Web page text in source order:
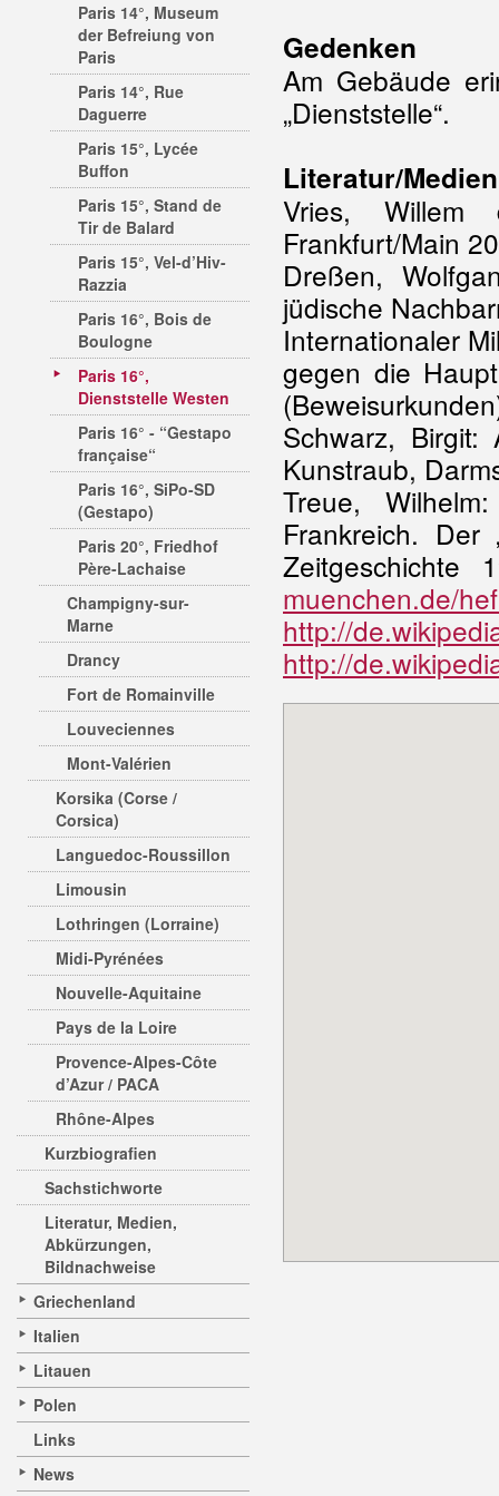
Paris 14°, Museum
der Befreiung von
Paris
Paris 14°, Rue
Daguerre
Paris 15°, Lycée
Buffon
Paris 15°, Stand de
Tir de Balard
Paris 15°, Vel-d’Hiv-
Razzia
Paris 16°, Bois de
Boulogne
Paris 16°,
Dienststelle Westen
Paris 16° - “Gestapo
française“
Paris 16°, SiPo-SD
(Gestapo)
Paris 20°, Friedhof
Père-Lachaise
Champigny-sur-
Marne
Drancy
Fort de Romainville
Louveciennes
Mont-Valérien
Korsika (Corse /
Corsica)
Languedoc-Roussillon
Limousin
Lothringen (Lorraine)
Midi-Pyrénées
Nouvelle-Aquitaine
Pays de la Loire
Provence-Alpes-Côte
d’Azur / PACA
Rhône-Alpes
Kurzbiografien
Sachstichworte
Literatur, Medien,
Abkürzungen,
Bildnachweise
Griechenland
Italien
Litauen
Polen
Links
News
Gedenken
Am Gebäude
„Dienststelle“.
Literatur/Medien
Vries, Willem
Frankfurt/Main
Dreßen,
jüdische
Internationaler
gegen die
Schwarz,
Kunstraub,
Treue,
Frankreich. Der
muenchen.de/
http://
http://